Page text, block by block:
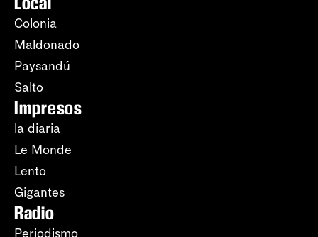
Colonia
Maldonado
Paysandú
Salto
Impresos
la diaria
Le Monde
Lento
Gigantes
Radio
Periodismo